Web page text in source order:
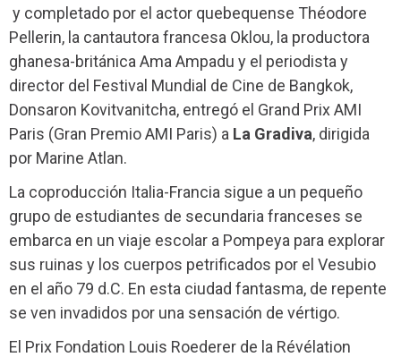
y completado por el actor quebequense Théodore
Pellerin, la cantautora francesa Oklou, la productora
ghanesa-británica Ama Ampadu y el periodista y
director del Festival Mundial de Cine de Bangkok,
Donsaron Kovitvanitcha, entregó el Grand Prix AMI
Paris (Gran Premio AMI Paris) a La Gradiva, dirigida
por Marine Atlan.
La coproducción Italia-Francia sigue a un pequeño
grupo de estudiantes de secundaria franceses se
embarca en un viaje escolar a Pompeya para explorar
sus ruinas y los cuerpos petrificados por el Vesubio
en el año 79 d.C. En esta ciudad fantasma, de repente
se ven invadidos por una sensación de vértigo.
El Prix Fondation Louis Roederer de la Révélation